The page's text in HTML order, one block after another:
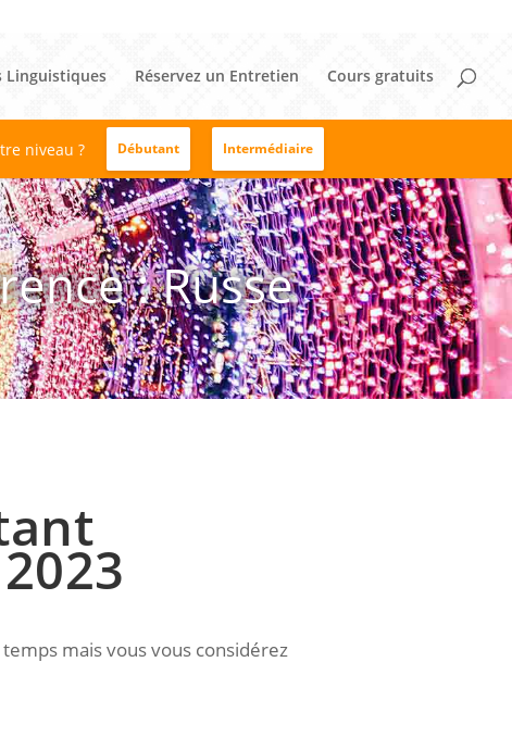
Linguistiques Réservez un Entretien Cours gratuits
niveau ? Débutant Intermédiaire
: Russe
mais vous vous considérez